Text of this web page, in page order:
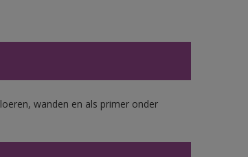
wanden en als primer onder